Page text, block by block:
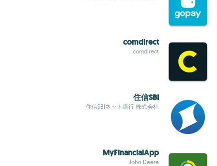
comdirect
comdirect
住信SBI
住信SBIネット銀行 株式会社
MyFinancialApp
John Deere